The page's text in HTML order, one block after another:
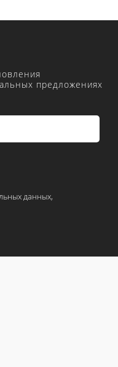
предложениях
данных,